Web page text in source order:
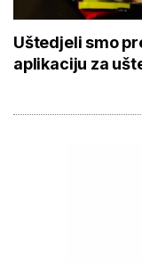
Uštedjeli smo
aplikaciju za